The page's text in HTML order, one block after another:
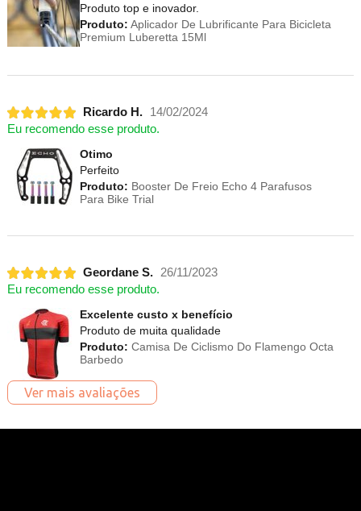
Produto top e inovador.
Produto: Aplicador De Lubrificante Para Bicicleta
Premium Luberetta 15Ml
Ricardo H.
14/02/2024
Eu recomendo esse produto.
Otimo
Perfeito
Produto: Booster De Freio Echo 4 Parafusos
Para Bike Trial
Geordane S. 26/11/2023
Eu recomendo esse produto.
Excelente custo x benefício
Produto de muita qualidade
Produto: Camisa De Ciclismo Do Flamengo Octa
Barbedo
Ver mais avaliações